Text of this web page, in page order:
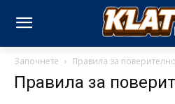
Започнете Правила за
Правила за